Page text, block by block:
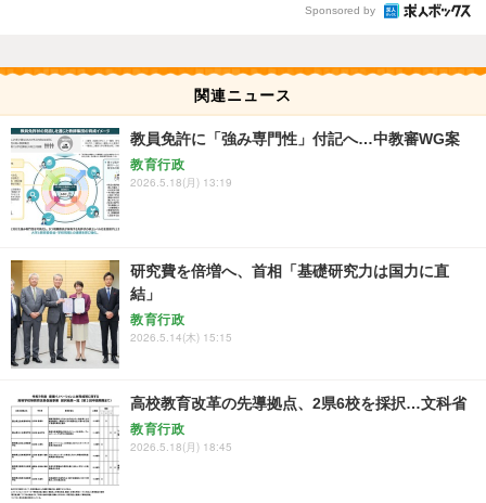
Sponsored by
関連ニュース
教員免許に「強み専門性」付記へ…中教審WG案
教育行政
2026.5.18(月) 13:19
研究費を倍増へ、首相「基礎研究力は国力に直
結」
教育行政
2026.5.14(木) 15:15
高校教育改革の先導拠点、2県6校を採択…文科省
教育行政
2026.5.18(月) 18:45